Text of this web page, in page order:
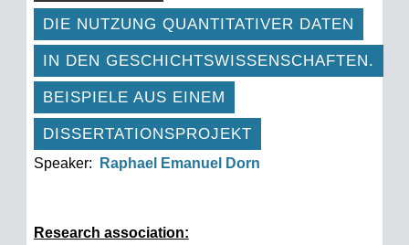
DIE NUTZUNG QUANTITATIVER DATEN
IN DEN GESCHICHTSWISSENSCHAFTEN.
BEISPIELE AUS EINEM
DISSERTATIONSPROJEKT
Speaker: Raphael Emanuel Dorn
Research association: